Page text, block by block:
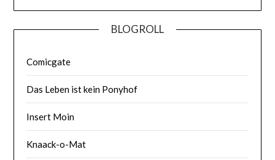
BLOGROLL
Comicgate
Das Leben ist kein Ponyhof
Insert Moin
Knaack-o-Mat